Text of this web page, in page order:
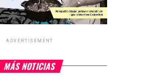
ADVERTISEMENT
MÁS NOTICIAS